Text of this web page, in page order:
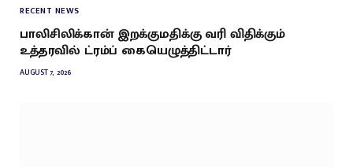
RECENT NEWS
பாலிசிலிக்கான் இறக்குமதிக்கு வரி விதிக்கும்
உத்தரவில் ட்ரம்ப் கையெழுத்திட்டார்
AUGUST 7, 2026